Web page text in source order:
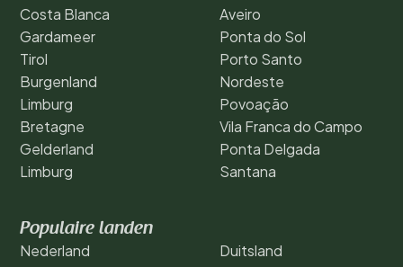
Costa Blanca
Gardameer
Tirol
Burgenland
Limburg
Bretagne
Gelderland
Limburg
Aveiro
Ponta do Sol
Porto Santo
Nordeste
Povoação
Vila Franca do Campo
Ponta Delgada
Santana
Populaire landen
Nederland
Duitsland